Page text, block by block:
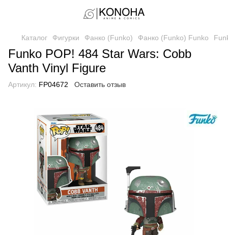
Каталог Фигурки Фанко (Funko) Фанко (Funko) Funko
Funko POP! 484 Star Wars: Cobb
Vanth Vinyl Figure
Артикул: FP04672 Оставить отзыв